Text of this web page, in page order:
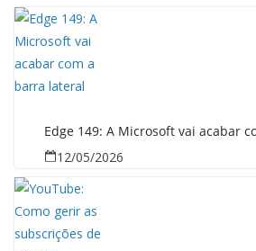
Edge 149: A Microsoft vai acabar
12/05/2026